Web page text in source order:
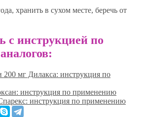
хранить в сухом месте, беречь от
с инструкцией по
200 мг Дилакса: инструкция по
инструкция по применению
инструкция по применению